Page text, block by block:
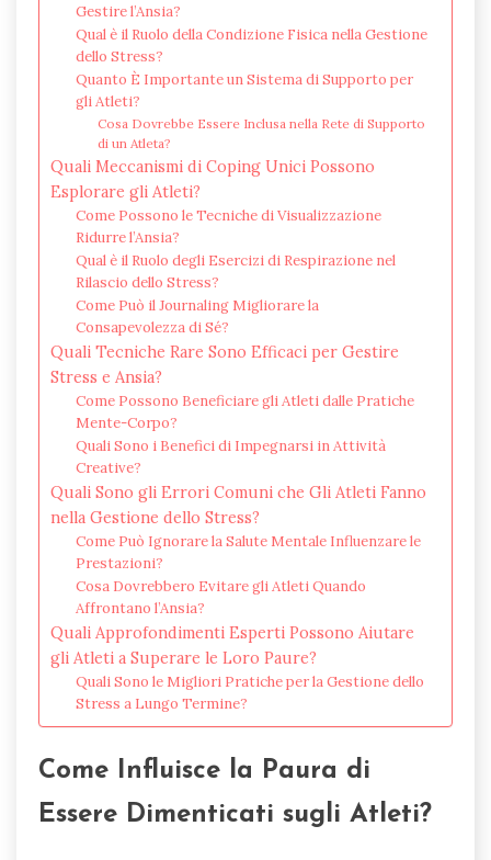
Gestire l’Ansia?
Qual è il Ruolo della Condizione Fisica nella Gestione
dello Stress?
Quanto È Importante un Sistema di Supporto per
gli Atleti?
Cosa Dovrebbe Essere Inclusa nella Rete di Supporto
di un Atleta?
Quali Meccanismi di Coping Unici Possono
Esplorare gli Atleti?
Come Possono le Tecniche di Visualizzazione
Ridurre l’Ansia?
Qual è il Ruolo degli Esercizi di Respirazione nel
Rilascio dello Stress?
Come Può il Journaling Migliorare la
Consapevolezza di Sé?
Quali Tecniche Rare Sono Efficaci per Gestire
Stress e Ansia?
Come Possono Beneficiare gli Atleti dalle Pratiche
Mente-Corpo?
Quali Sono i Benefici di Impegnarsi in Attività
Creative?
Quali Sono gli Errori Comuni che Gli Atleti Fanno
nella Gestione dello Stress?
Come Può Ignorare la Salute Mentale Influenzare le
Prestazioni?
Cosa Dovrebbero Evitare gli Atleti Quando
Affrontano l’Ansia?
Quali Approfondimenti Esperti Possono Aiutare
gli Atleti a Superare le Loro Paure?
Quali Sono le Migliori Pratiche per la Gestione dello
Stress a Lungo Termine?
Come Influisce la Paura di
Essere Dimenticati sugli Atleti?